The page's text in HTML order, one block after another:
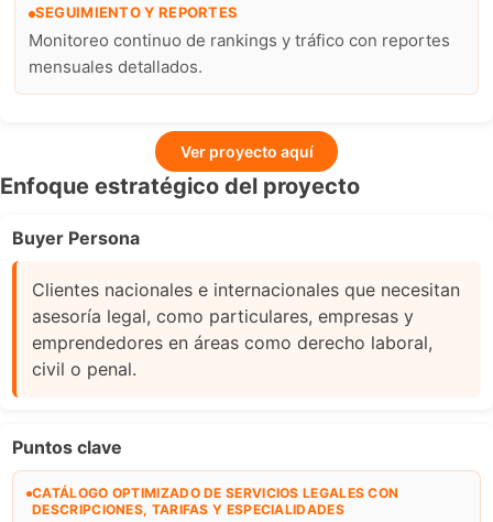
SEGUIMIENTO Y REPORTES
Monitoreo continuo de rankings y tráfico con reportes
mensuales detallados.
Ver proyecto aquí
Enfoque estratégico del proyecto
Buyer Persona
Clientes nacionales e internacionales que necesitan
asesoría legal, como particulares, empresas y
emprendedores en áreas como derecho laboral,
civil o penal.
Puntos clave
CATÁLOGO OPTIMIZADO DE SERVICIOS LEGALES CON
DESCRIPCIONES, TARIFAS Y ESPECIALIDADES